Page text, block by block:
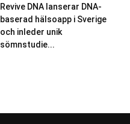
Revive DNA lanserar DNA-
baserad hälsoapp i Sverige
och inleder unik
sömnstudie...